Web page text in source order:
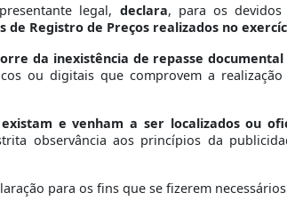
legal, declara, para os
de Registro de Preços realizados no
da inexistência de repasse
ou digitais que comprovem a
e venham a ser localizados ou
observância aos princípios da
para os fins que se fizerem